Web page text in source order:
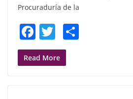
Procuraduría de la
F
a
c
T
w
itt
Read More